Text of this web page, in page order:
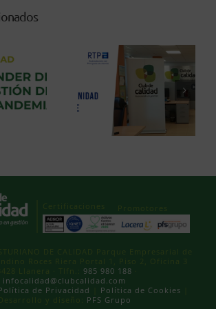
Certificaciones Promotores
DE CALIDAD Parque Empresarial de
Roces Riera Portal 1, Piso 2, Oficina 3
Llanera · Tlfn.: 985 980 188
infocalidad@clubcalidad.com
de Privacidad Política de Cookies
Desarrollo y diseño:
PFS Grupo